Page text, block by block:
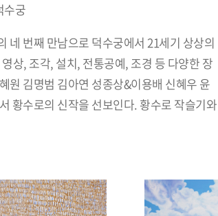
수궁
네 번째 만남으로 덕수궁에서 21세기 상상의
상, 조각, 설치, 전통공예, 조경 등 다양한 장
원 김명범 김아연 성종상&이용배 신혜우 윤
황수로의 신작을 선보인다. 황수로 작슬기와